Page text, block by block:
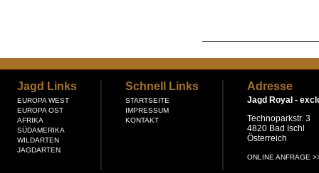
Jagd Links
EUROPA WEST
EUROPA OST
AFRIKA
SÜDAMERIKA
WILDARTEN
JAGDARTEN
Schnell Links
STARTSEITE
IMPRESSUM
KONTAKT
Adresse
Jagd Royal -
Technoparkstr. 3
4820 Bad Ischl
Österreich
ONLINE ANFRAGE